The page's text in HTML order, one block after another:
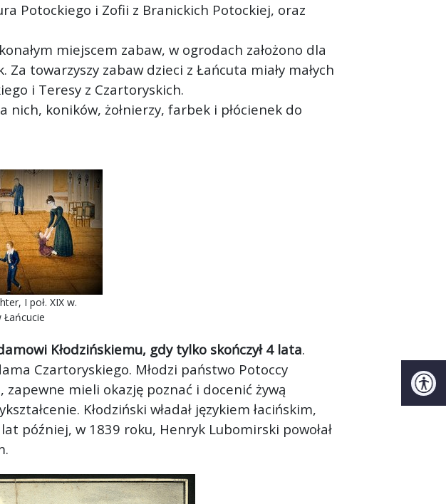
Potockiego i Zofii z Branickich Potockiej, oraz
miejscem zabaw, w ogrodach założono dla
towarzyszy zabaw dzieci z Łańcuta miały małych
i Teresy z Czartoryskich.
koników, żołnierzy, farbek i płócienek do
I poł. XIX w.
Kłodzińskiemu, gdy tylko skończył 4 lata.
Czartoryskiego. Młodzi państwo Potoccy
mieli okazję poznać i docenić żywą
Kłodziński władał językiem łacińskim,
później, w 1839 roku, Henryk Lubomirski powołał